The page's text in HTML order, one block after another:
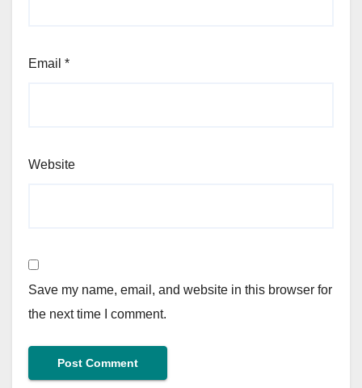
Email *
Website
Save my name, email, and website in this browser for
the next time I comment.